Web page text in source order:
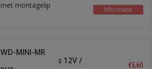
met montagelip Informatie
WD-MINI-MR
waterdicht relais 12V /
€5,60